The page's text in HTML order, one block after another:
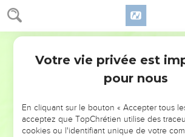
Nombres 29
32 et le septième jour, sept taureaux, deux
quatorze agneaux.
Vous n’accomplirez ce jour-là aucune
le feu, à l’odeur qui apaisera l’Eternel : un
sept agneaux dans leur première année,
Votre vie privée est
pour nous
En cliquant sur le bouton « Accepter tous
acceptez que TopChrétien utilise des
cookies ou l'identifiant unique de votre